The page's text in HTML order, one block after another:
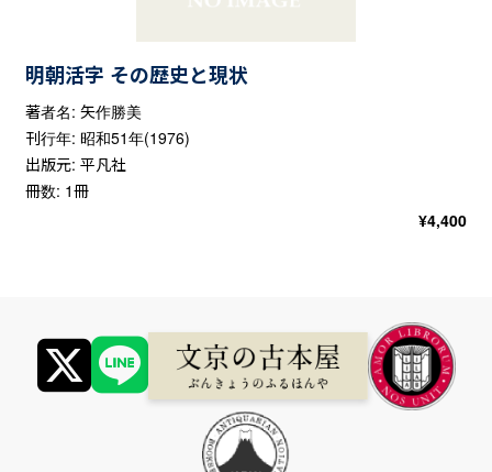
明朝活字 その歴史と現状
著者名: 矢作勝美
刊行年: 昭和51年(1976)
出版元: 平凡社
冊数: 1冊
¥4,400